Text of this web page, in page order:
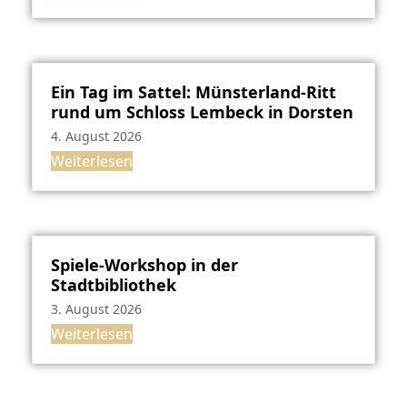
Ein Tag im Sattel: Münsterland-Ritt
rund um Schloss Lembeck in Dorsten
4. August 2026
Weiterlesen
Spiele-Workshop in der
Stadtbibliothek
3. August 2026
Weiterlesen